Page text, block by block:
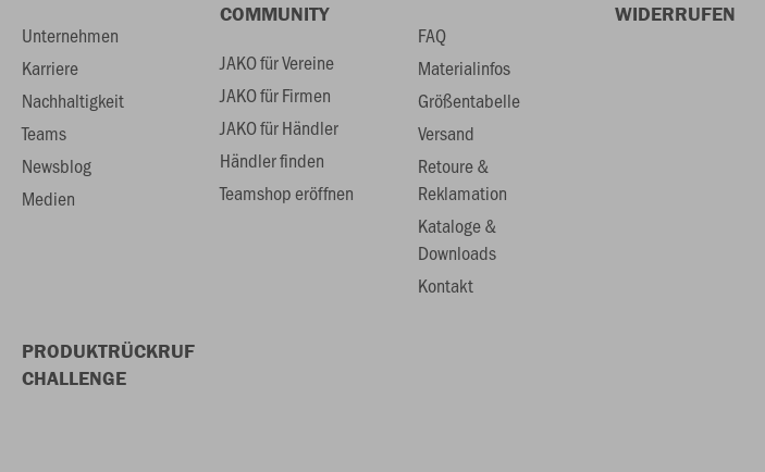
Unternehmen
Karriere
Nachhaltigkeit
Teams
Newsblog
Medien
COMMUNITY
JAKO für Vereine
JAKO für Firmen
JAKO für Händler
Händler finden
Teamshop eröffnen
FAQ
Materialinfos
Größentabelle
Versand
Retoure &
Reklamation
Kataloge &
Downloads
Kontakt
WIDERRUFEN
PRODUKTRÜCKRUF
CHALLENGE